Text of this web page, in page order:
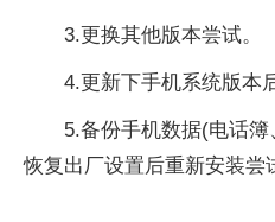
3.更换其他版本尝试。
4.更新下手机系统版本
5.备份手机数据(电话
恢复出厂设置后重新安装尝